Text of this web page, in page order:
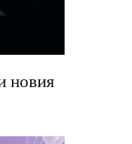
новия